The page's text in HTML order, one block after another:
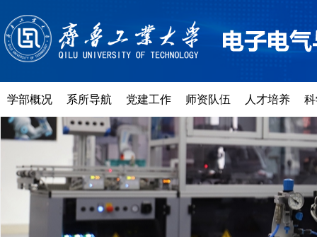
学部概况 系所导航 党建工作 师资队伍 人才培养